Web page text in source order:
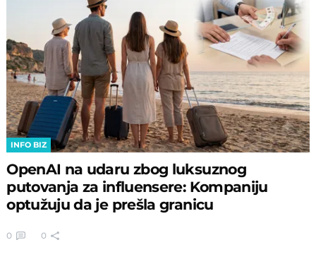
INFO BIZ
OpenAI na udaru zbog luksuznog
putovanja za influensere: Kompaniju
optužuju da je prešla granicu
0 0